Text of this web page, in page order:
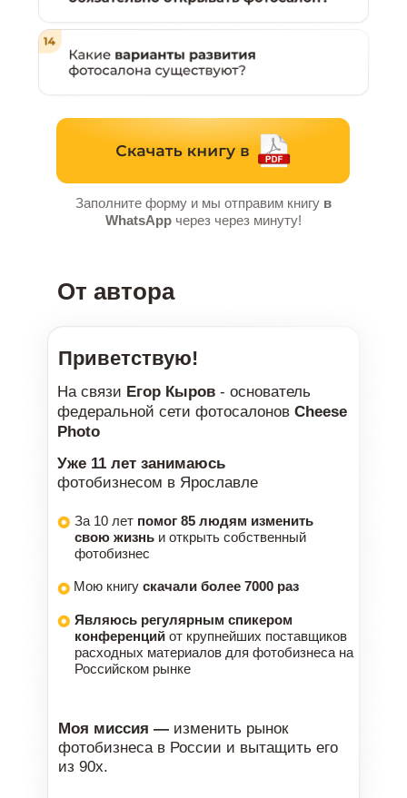
Заполните форму и мы отправим книгу в
WhatsApp через через минуту!
Приветствую!
На связи Егор Кыров - основатель
федеральной сети фотосалонов Cheese
Photo
Уже 11 лет занимаюсь
фотобизнесом в Ярославле
За 10 лет помог 85 людям изменить
свою жизнь и открыть собственный
фотобизнес
Мою книгу скачали более 7000 раз
Являюсь регулярным спикером
конференций от крупнейших поставщиков
расходных материалов для фотобизнеса на
Российском рынке
Моя миссия — изменить рынок
фотобизнеса в России и вытащить его
из 90х.
От автора